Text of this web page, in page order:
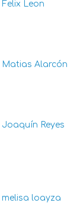
Felix Leon
Matias Alarcón
Joaquín Reyes
melisa loayza